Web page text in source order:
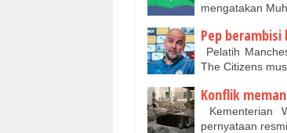
mengatakan
Pep
Pelatih
The Citizens
Konflik
Kementerian
pernyataan